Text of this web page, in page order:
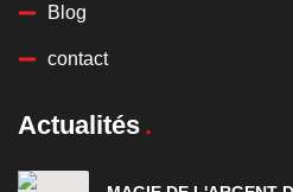
Blog
contact
Actualités